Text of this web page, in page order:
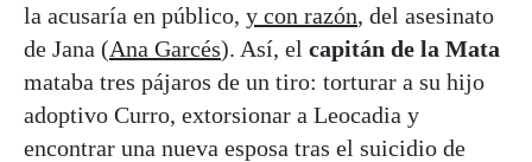
la acusaría en público, y con razón, del asesinato
de Jana (Ana Garcés). Así, el capitán de la Mata
mataba tres pájaros de un tiro: torturar a su hijo
adoptivo Curro, extorsionar a Leocadia y
encontrar una nueva esposa tras el suicidio de